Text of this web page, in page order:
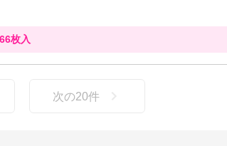
枚入
次の20件